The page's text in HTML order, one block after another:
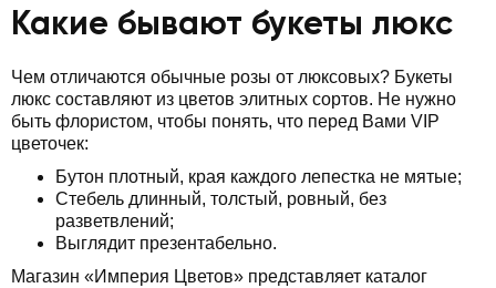
Какие бывают букеты люкс
Чем отличаются обычные розы от люксовых? Букеты
люкс составляют из цветов элитных сортов. Не нужно
быть флористом, чтобы понять, что перед Вами VIP
цветочек:
Бутон плотный, края каждого лепестка не мятые;
Стебель длинный, толстый, ровный, без
разветвлений;
Выглядит презентабельно.
Магазин «Империя Цветов» представляет каталог